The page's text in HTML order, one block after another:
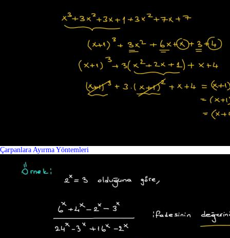
Çarpanlara Ayırma Yöntemleri